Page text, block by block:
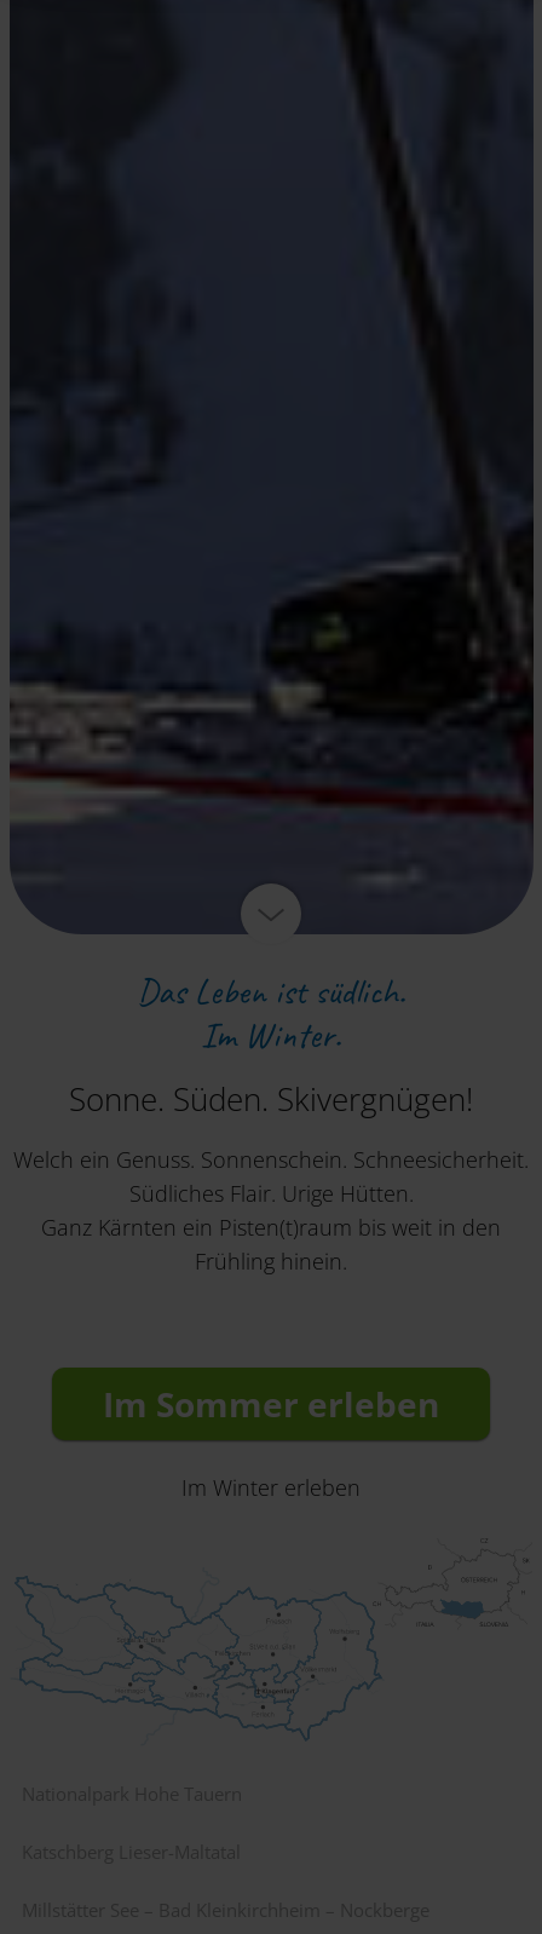
Das Leben ist südlich.
Im Winter.
Sonne. Süden. Skivergnügen!
Welch ein Genuss. Sonnenschein. Schneesicherheit.
Südliches Flair. Urige Hütten.
Ganz Kärnten ein Pisten(t)raum bis weit in den
Frühling hinein.
Im Sommer erleben
Im Winter erleben